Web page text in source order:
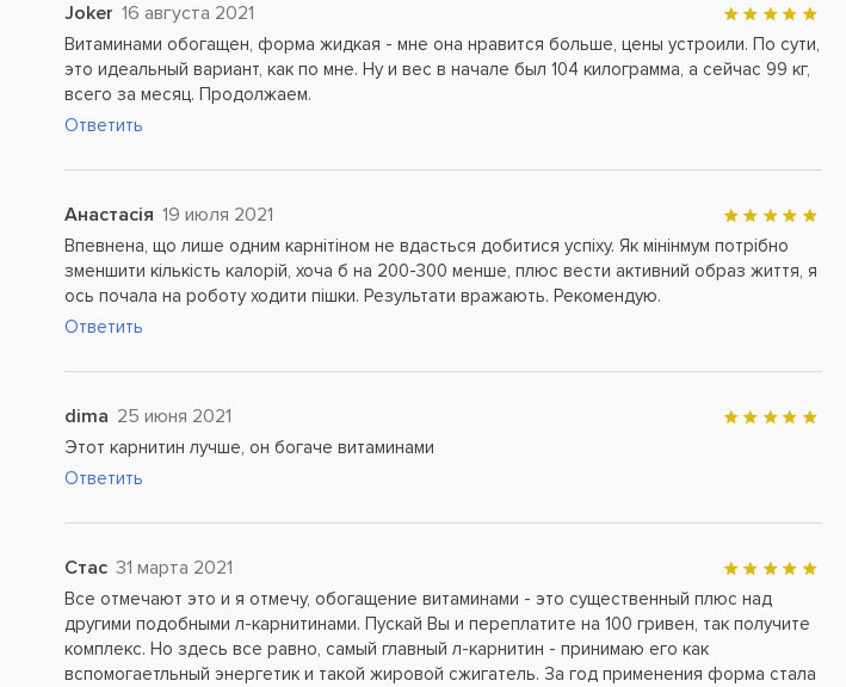
Joker 16 августа 2021
Витаминами обогащен, форма жидкая - мне она нравится больше, цены устроили. По сути,
это идеальный вариант, как по мне. Ну и вес в начале был 104 килограмма, а сейчас 99 кг,
всего за месяц. Продолжаем.
Ответить
Анастасія 19 июля 2021
Впевнена, що лише одним карнітіном не вдасться добитися успіху. Як мінінмум потрібно
зменшити кількість калорій, хоча б на 200-300 менше, плюс вести активний образ життя, я
ось почала на роботу ходити пішки. Результати вражають. Рекомендую.
Ответить
dima 25 июня 2021
Этот карнитин лучше, он богаче витаминами
Ответить
Стас 31 марта 2021
Все отмечают это и я отмечу, обогащение витаминами - это существенный плюс над
другими подобными л-карнитинами. Пускай Вы и переплатите на 100 гривен, так получите
комплекс. Но здесь все равно, самый главный л-карнитин - принимаю его как
вспомогаетльный энергетик и такой жировой сжигатель. За год применения форма стала